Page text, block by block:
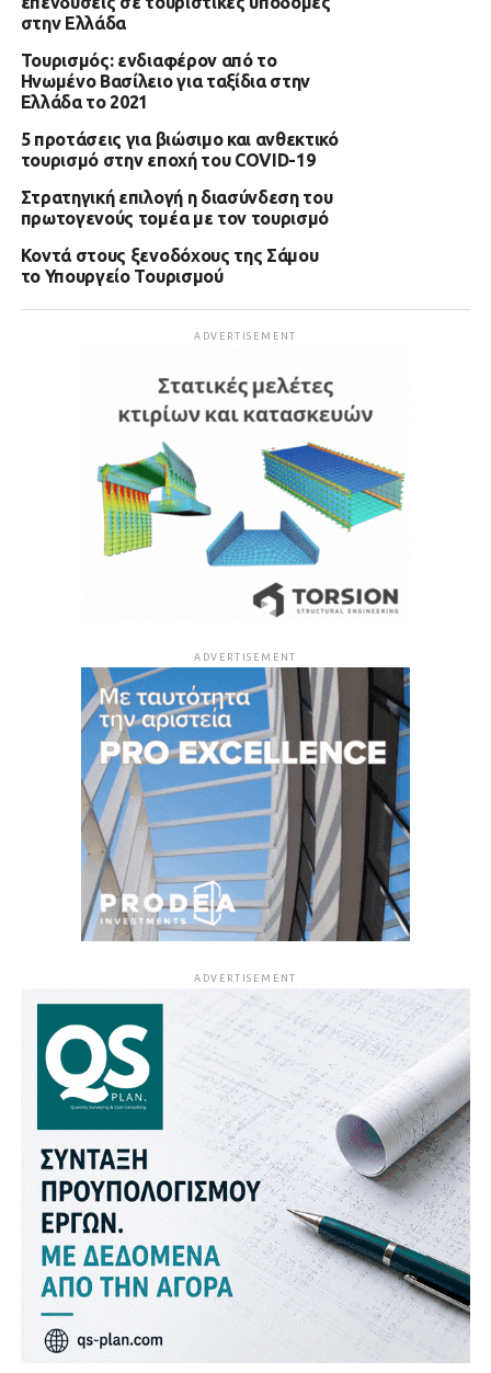
στην Ελλάδα
Τουρισμός: ενδιαφέρον από το
Ηνωμένο Βασίλειο για ταξίδια στην
Ελλάδα το 2021
5 προτάσεις για βιώσιμο και ανθεκτικό
τουρισμό στην εποχή του COVID-19
Στρατηγική επιλογή η διασύνδεση του
πρωτογενούς τομέα με τον τουρισμό
Κοντά στους ξενοδόχους της Σάμου
το Υπουργείο Τουρισμού
ADVERTISEMENT
ADVERTISEMENT
ADVERTISEMENT